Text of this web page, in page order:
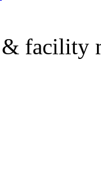
facility